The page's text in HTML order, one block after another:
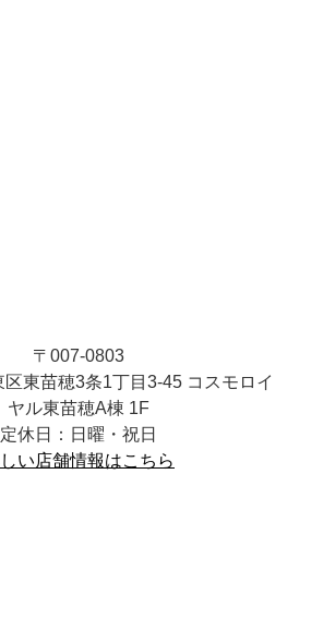
〒007-0803
東苗穂3条1丁目3-45 コスモロイ
ヤル東苗穂A棟 1F
定休日：日曜・祝日
い店舗情報はこちら